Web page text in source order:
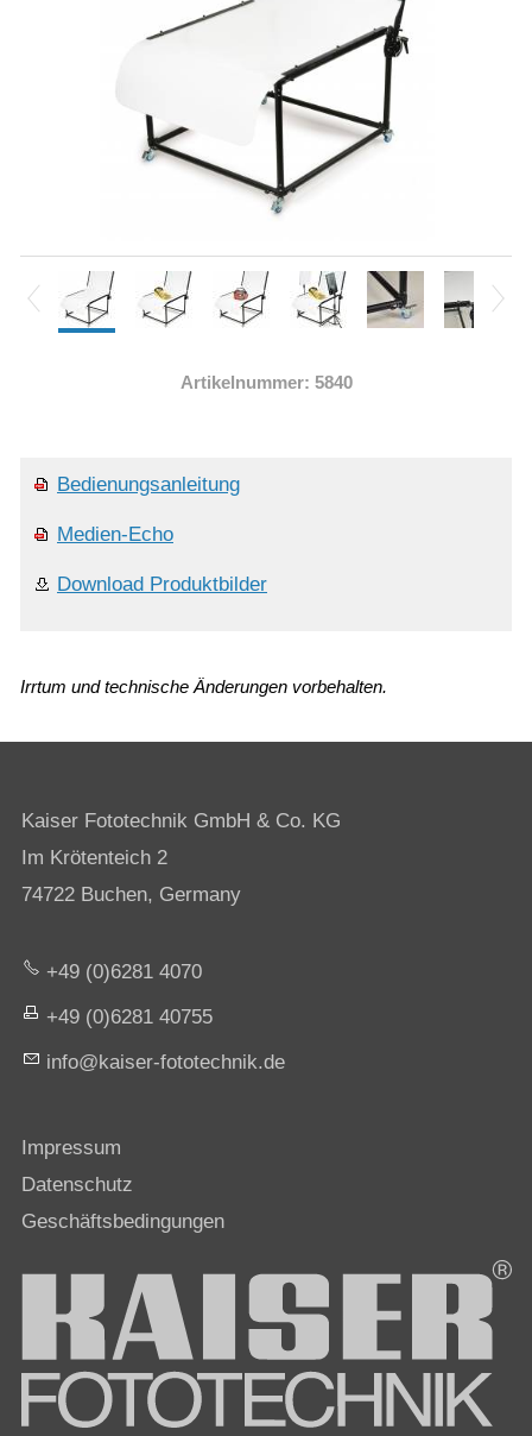
Artikelnummer: 5840
Bedienungsanleitung
Medien-Echo
Download Produktbilder
Irrtum und technische Änderungen vorbehalten.
Kaiser Fototechnik GmbH & Co. KG
Im Krötenteich 2
74722 Buchen, Germany
+49 (0)6281 4070
+49 (0)6281 40755
nf
k s r-f t t chn k d
Impressum
Datenschutz
Geschäftsbedingungen